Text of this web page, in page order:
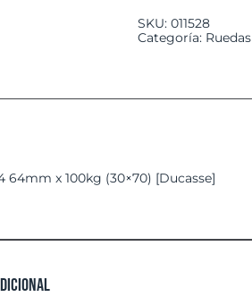
SKU: 011528
Categoría: Ruedas
64mm x 100kg (30×70) [Ducasse]